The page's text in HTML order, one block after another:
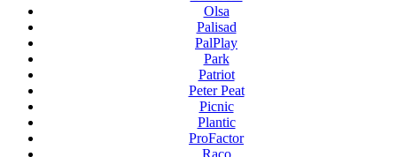
Olsa
Palisad
PalPlay
Park
Patriot
Peter Peat
Picnic
Plantic
ProFactor
Raco